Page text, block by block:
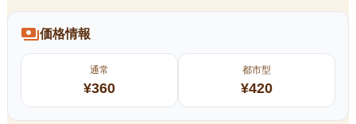
payments価格情報
通常
¥360
都市型
¥420